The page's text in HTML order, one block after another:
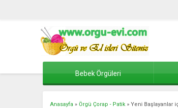
Bebek Örgüleri
Anasayfa » Örgü Çorap - Patik » Yeni Başlayanlar